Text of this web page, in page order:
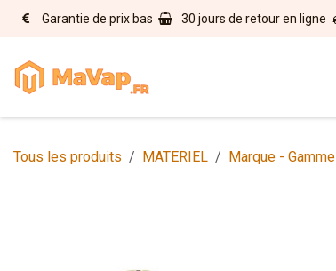
Se rendre au contenu
Garantie de prix bas 30 jours de retour en ligne
Tous les produits MATERIEL Marque - Gamme